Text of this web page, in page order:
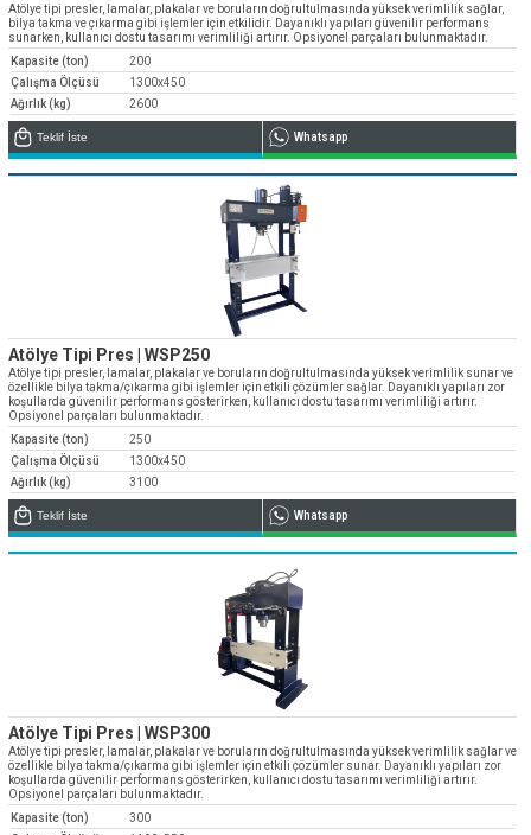
Atölye tipi presler, lamalar, plakalar ve boruların doğrultulmasında yüksek verimlilik sağlar,
bilya takma ve çıkarma gibi işlemler için etkilidir. Dayanıklı yapıları güvenilir performans
sunarken, kullanıcı dostu tasarımı verimliliği artırır. Opsiyonel parçaları bulunmaktadır.
Kapasite (ton)
200
Çalışma Ölçüsü
1300x450
Ağırlık (kg)
2600
Teklif İste Whatsapp
Atölye Tipi Pres | WSP250
Atölye tipi presler, lamalar, plakalar ve boruların doğrultulmasında yüksek verimlilik sunar ve
özellikle bilya takma/çıkarma gibi işlemler için etkili çözümler sağlar. Dayanıklı yapıları zor
koşullarda güvenilir performans gösterirken, kullanıcı dostu tasarımı verimliliği artırır.
Opsiyonel parçaları bulunmaktadır.
Kapasite (ton)
250
Çalışma Ölçüsü
1300x450
Ağırlık (kg)
3100
Teklif İste Whatsapp
Atölye Tipi Pres | WSP300
Atölye tipi presler, lamalar, plakalar ve boruların doğrultulmasında yüksek verimlilik sağlar ve
özellikle bilya takma/çıkarma gibi işlemler için etkili çözümler sunar. Dayanıklı yapıları zor
koşullarda güvenilir performans gösterirken, kullanıcı dostu tasarımı verimliliği artırır.
Opsiyonel parçaları bulunmaktadır.
Kapasite (ton)
300